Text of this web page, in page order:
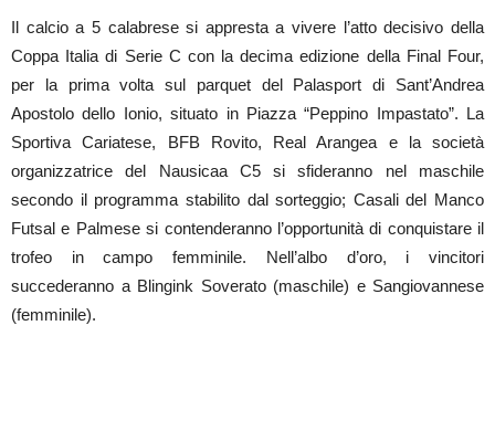
Il calcio a 5 calabrese si appresta a vivere l’atto decisivo della
Coppa Italia di Serie C con la decima edizione della Final Four,
per la prima volta sul parquet del Palasport di Sant’Andrea
Apostolo dello Ionio, situato in Piazza “Peppino Impastato”. La
Sportiva Cariatese, BFB Rovito, Real Arangea e la società
organizzatrice del Nausicaa C5 si sfideranno nel maschile
secondo il programma stabilito dal sorteggio; Casali del Manco
Futsal e Palmese si contenderanno l’opportunità di conquistare il
trofeo in campo femminile. Nell’albo d’oro, i vincitori
succederanno a Blingink Soverato (maschile) e Sangiovannese
(femminile).